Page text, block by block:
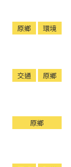
原鄉 環境
交通 原鄉
原鄉